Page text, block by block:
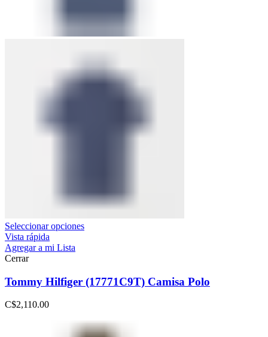
Seleccionar opciones
Vista rápida
Agregar a mi Lista
Cerrar
Tommy Hilfiger (17771C9T) Camisa Polo
C$2,110.00